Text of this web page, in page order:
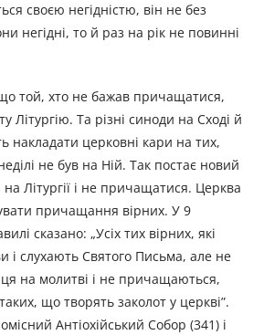
своєю негідністю, він не без
негідні, то й раз на рік не повинні
той, хто не бажав причащатися,
Літургію. Та різні синоди на Сході й
накладати церковні кари на тих,
не був на Ній. Так постає новий
Літургії і не причащатися. Церква
прича­щання вірних. У 9
сказано: „Усіх тих вірних, які
і слухають Святого Письма, але не
на молитві і не причащаються,
що творять заколот у церкві”.
Антіохійський Собор (341) і